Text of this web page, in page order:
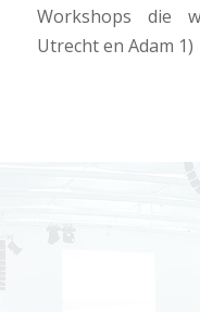
Workshops die
Utrecht en Adam 1)